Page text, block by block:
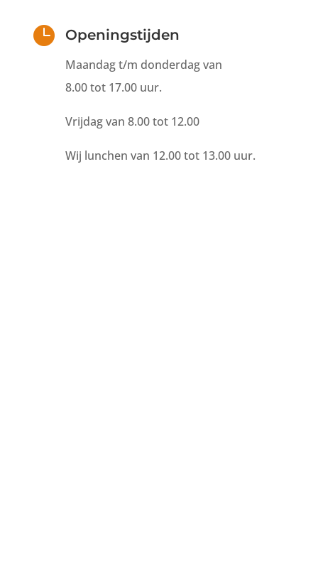
 Openingstijden
Maandag t/m donderdag van
8.00 tot 17.00 uur.
Vrijdag van 8.00 tot 12.00
Wij lunchen van 12.00tot 13.00 uur.